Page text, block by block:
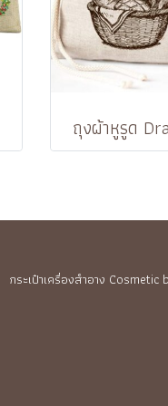
ถุงผ้าหูรูด
กระเป๋าเครื่องสำอาง Cosmetic